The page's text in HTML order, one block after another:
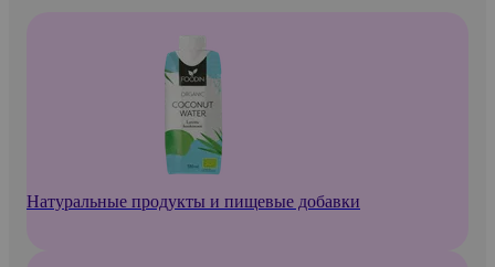
Натуральные продукты и пищевые добавки